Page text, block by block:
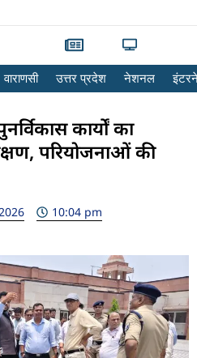
वाराणसी उत्तर प्रदेश नेशनल
कार्यों का
परियोजनाओं की
10:04 pm